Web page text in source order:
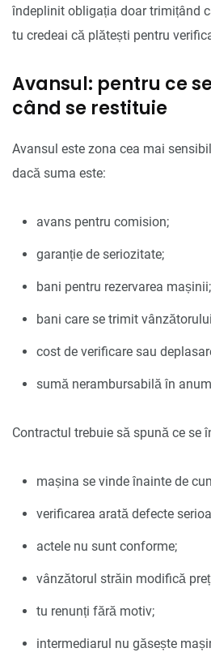
îndeplinit obligația doar trimițând
tu credeai că plătești pentru
Avansul: pentru ce
când se restituie
Avansul este zona cea mai
dacă suma este:
avans pentru comision;
garanție de seriozitate;
bani pentru rezervarea mașinii;
bani care se trimit
cost de verificare sau
sumă nerambursabilă în
Contractul trebuie să spună ce se
mașina se vinde înainte de
verificarea arată defecte
actele nu sunt conforme;
vânzătorul străin modifică
tu renunți fără motiv;
intermediarul nu găsește